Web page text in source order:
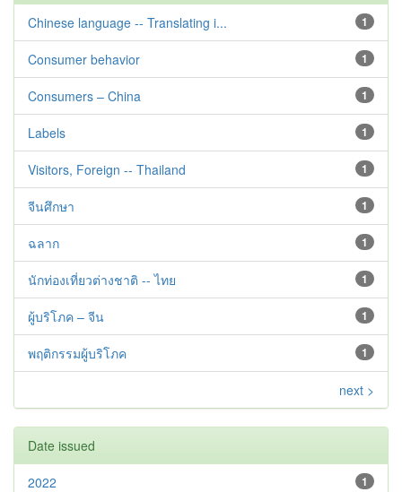
1
Chinese language -- Translating i...
1
Consumer behavior
1
Consumers – China
1
Labels
1
Visitors, Foreign -- Thailand
1
จีนศึกษา
1
ฉลาก
1
นักท่องเที่ยวต่างชาติ -- ไทย
1
ผู้บริโภค – จีน
1
พฤติกรรมผู้บริโภค
next >
Date issued
1
2022